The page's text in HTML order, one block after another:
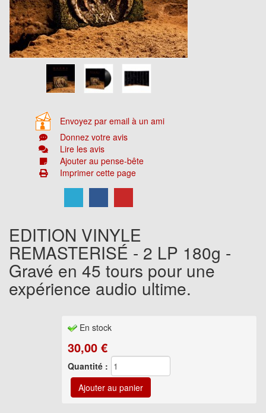
Envoyez par email à un ami
Donnez votre avis
Lire les avis
Ajouter au pense-bête
Imprimer cette page
EDITION VINYLE
REMASTERISÉ - 2 LP 180g -
Gravé en 45 tours pour une
expérience audio ultime.
En stock
30,00 €
Quantité :